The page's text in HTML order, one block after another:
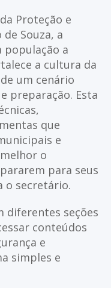
Proteção e
de Souza, a
população a
a cultura da
um cenário
preparação. Esta
que
e
o
para seus
o secretário.
diferentes seções
conteúdos
e
simples e